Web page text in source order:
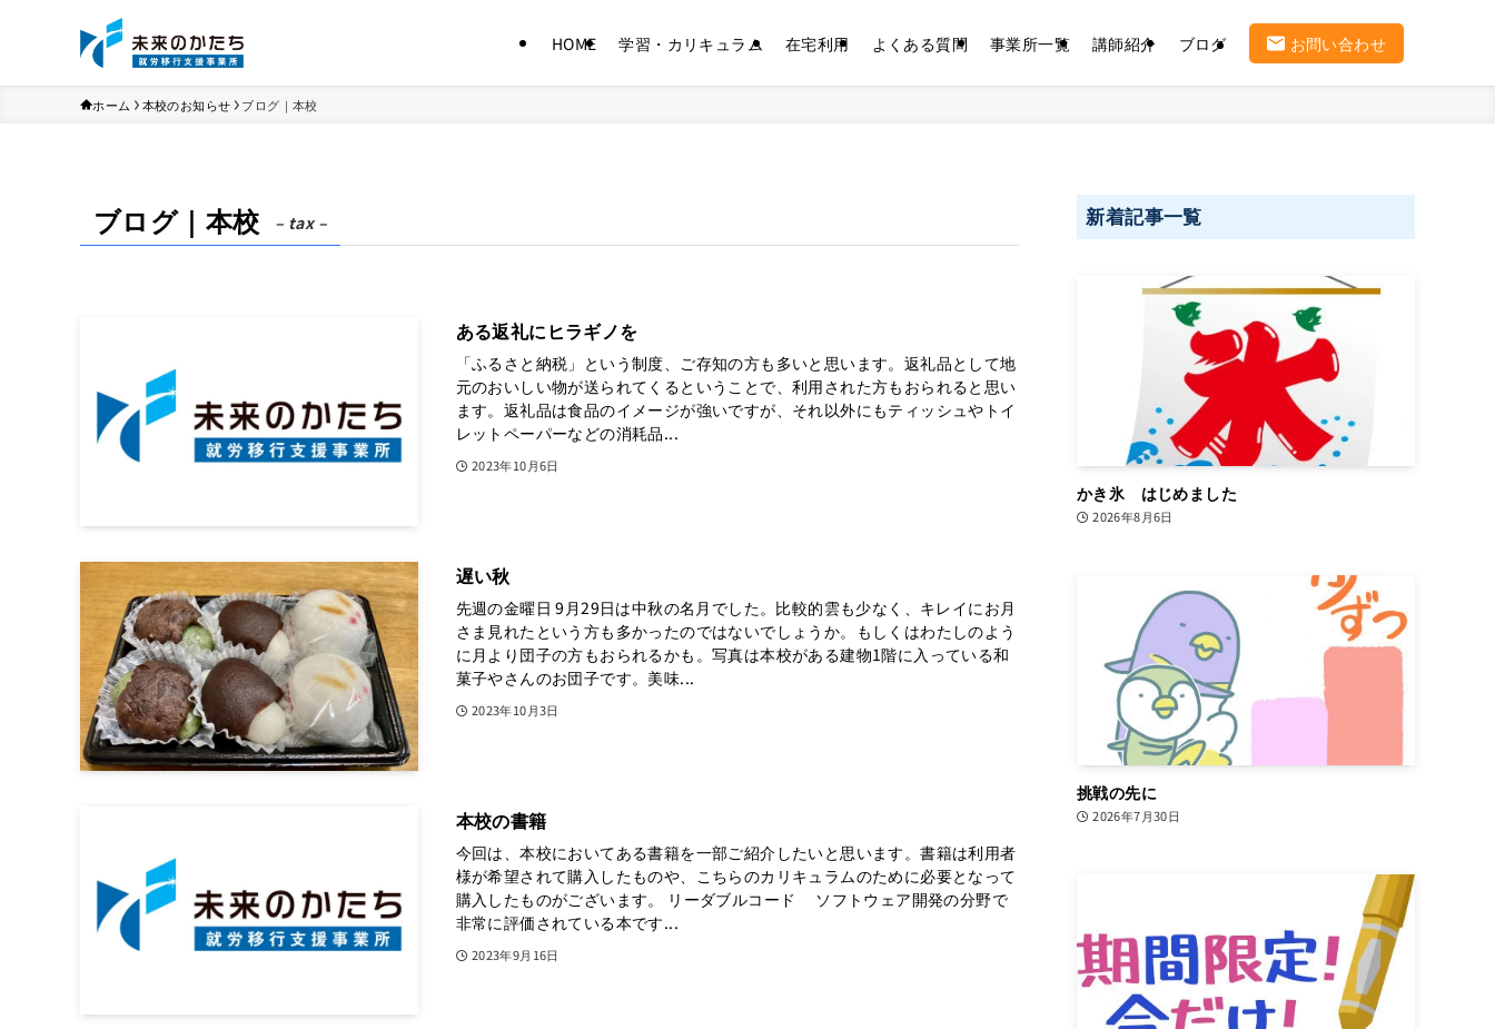
HOME 学習・カリキュラム 在宅利用 よくある質問 事業所一覧 講師紹介 ブログ お問い合わせ
ホーム 本校のお知らせ ブログ｜本校
ブログ｜本校 – tax –
ある返礼にヒラギノを
「ふるさと納税」という制度、ご存知の方も多いと思います。返礼品として地
元のおいしい物が送られてくるということで、利用された方もおられると思い
ます。返礼品は食品のイメージが強いですが、それ以外にもティッシュやトイ
レットペーパーなどの消耗品...
2023年10月6日
遅い秋
先週の金曜日 9月29日は中秋の名月でした。比較的雲も少なく、キレイにお月
さま見れたという方も多かったのではないでしょうか。もしくはわたしのよう
に月より団子の方もおられるかも。写真は本校がある建物1階に入っている和
菓子やさんのお団子です。美味...
2023年10月3日
本校の書籍
今回は、本校においてある書籍を一部ご紹介したいと思います。書籍は利用者
様が希望されて購入したものや、こちらのカリキュラムのために必要となって
購入したものがございます。 リーダブルコード ソフトウェア開発の分野で
非常に評価されている本です...
2023年9月16日
新着記事一覧
かき氷 はじめました
2026年8月6日
挑戦の先に
2026年7月30日